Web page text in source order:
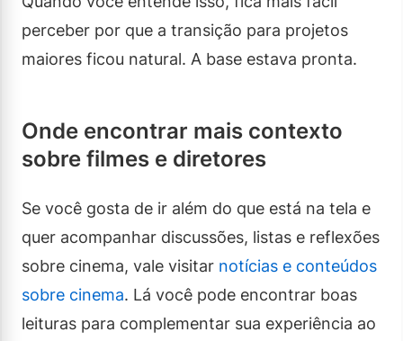
perceber por que a transição para projetos
maiores ficou natural. A base estava pronta.
Onde encontrar mais contexto
sobre filmes e diretores
Se você gosta de ir além do que está na tela e
quer acompanhar discussões, listas e reflexões
sobre cinema, vale visitar notícias e conteúdos
sobre cinema. Lá você pode encontrar boas
leituras para complementar sua experiência ao